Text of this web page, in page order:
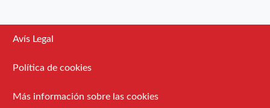
Avís Legal
Política de cookies
Más información sobre las cookies